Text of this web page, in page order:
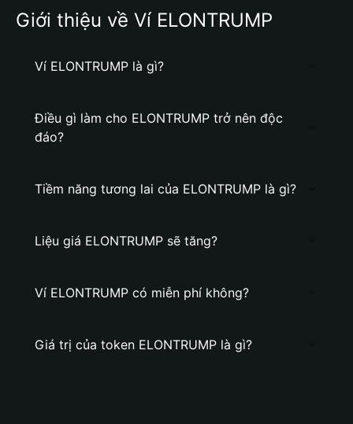
Giới thiệu về Ví ELONTRUMP
Ví ELONTRUMP là gì?
Điều gì làm cho ELONTRUMP trở nên độc
đáo?
Tiềm năng tương lai của ELONTRUMP là gì?
Liệu giá ELONTRUMP sẽ tăng?
Ví ELONTRUMP có miễn phí không?
Giá trị của token ELONTRUMP là gì?